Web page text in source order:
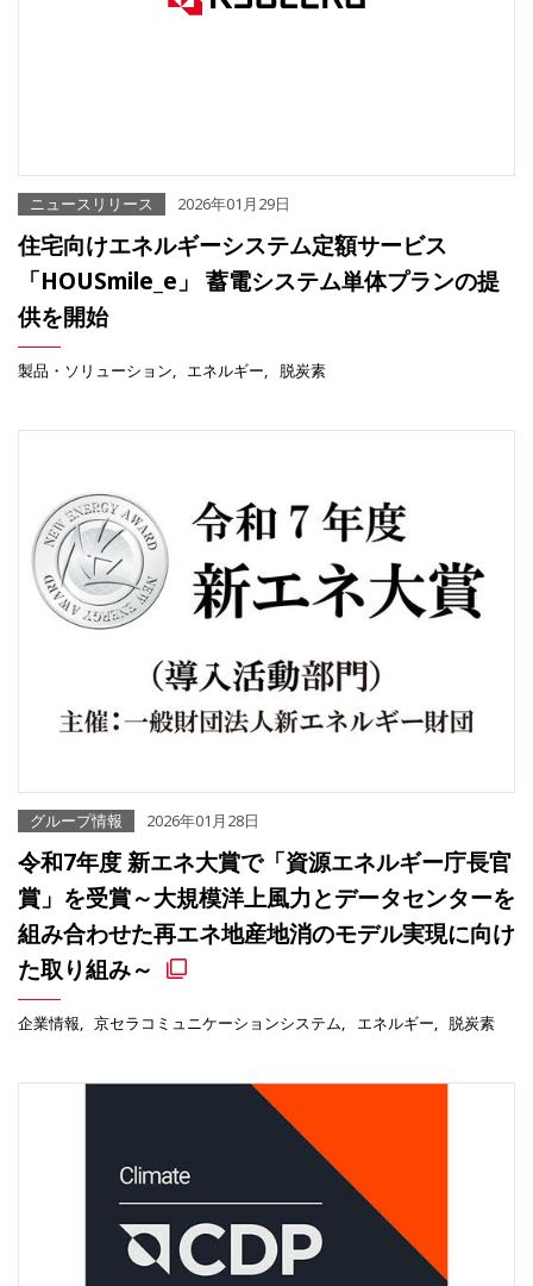
ニュースリリース 2026年01月29日
住宅向けエネルギーシステム定額サービス
「HOUSmile_e」 蓄電システム単体プランの提
供を開始
製品・ソリューション エネルギー 脱炭素
グループ情報 2026年01月28日
令和7年度 新エネ大賞で「資源エネルギー庁長官
賞」を受賞～大規模洋上風力とデータセンターを
組み合わせた再エネ地産地消のモデル実現に向け
た取り組み～
企業情報 京セラコミュニケーションシステム エネルギー 脱炭素